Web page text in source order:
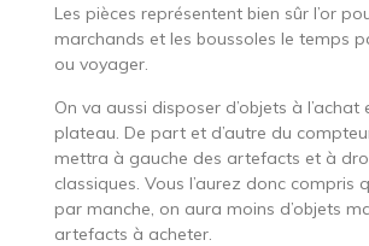
Les pièces représentent bien sûr l’or
marchands et les boussoles le temps
ou voyager.
On va aussi disposer d’objets à l’achat
plateau. De part et d’autre du
mettra à gauche des artefacts et à
classiques. Vous l’aurez donc compris
par manche, on aura moins d’objets
artefacts à acheter.